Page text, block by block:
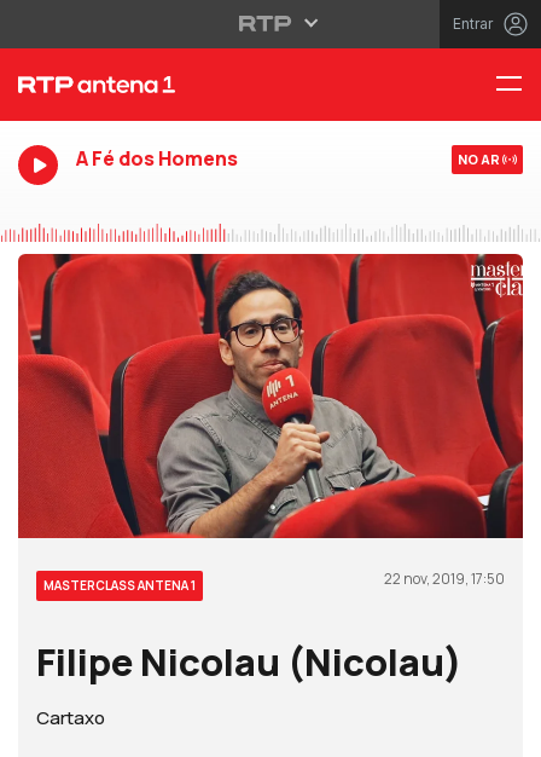
Entrar
A Fé dos Homens NO AR
MASTERCLASS ANTENA 1 22 nov, 2019, 17:50
Filipe Nicolau (Nicolau)
Cartaxo